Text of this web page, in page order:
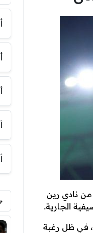
نادي رين
الجارية.
في ظل رغبة